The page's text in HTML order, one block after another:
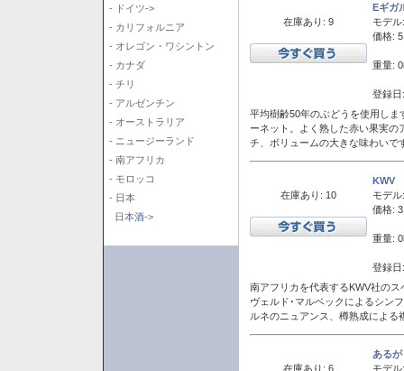
- ドイツ->
- カリフォルニア
- オレゴン・ワシントン
- カナダ
- チリ
- アルゼンチン
- オーストラリア
- ニュージーランド
- 南アフリカ
- モロッコ
- 日本
日本酒->
在庫あり: 9
Eギガ
モデル:
価格:
重量:
登録
平均樹齢50年のぶどうを使用し
ーネット。よく熟した赤い果実
チ、ボリュームの大きな味わいで
在庫あり: 10
KWV
モデル:
価格:
重量:
登録
南アフリカを代表するKWV社の
ヴェルド･マルベックによるシン
ルネのニュアンス、樽熟成によ
在庫あり: 6
ある
モデル: